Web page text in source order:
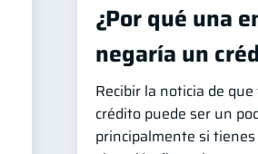
¿Por qué una
negaría un
Recibir la noticia de
crédito puede ser un
principalmente si